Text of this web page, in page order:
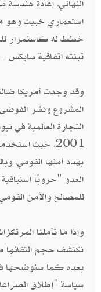
النهائي، إعادة
استعماري خبيث وهو
خطط له كاستمرار
تبنته اتفاقية سايكس
وقد وجدت أمريكا
المشروع ونشر
التجارة العالمية في
2001، حيث
يهدد أمنها القومي،
العدو "حروبًا
للمصالح والأمن
وإذا ما تأملنا
نكتشف حجم التقائها
بعده كما سنوضحها
سياسة "إطلاق